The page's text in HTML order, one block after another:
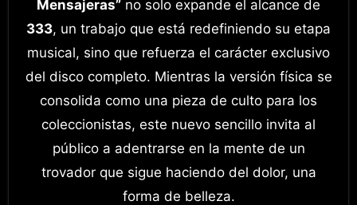
Mensajeras” no solo expande el alcance de
333, un trabajo que está redefiniendo su etapa
musical, sino que refuerza el carácter exclusivo
del disco completo. Mientras la versión física se
consolida como una pieza de culto para los
coleccionistas, este nuevo sencillo invita al
público a adentrarse en la mente de un
trovador que sigue haciendo del dolor, una
forma de belleza.